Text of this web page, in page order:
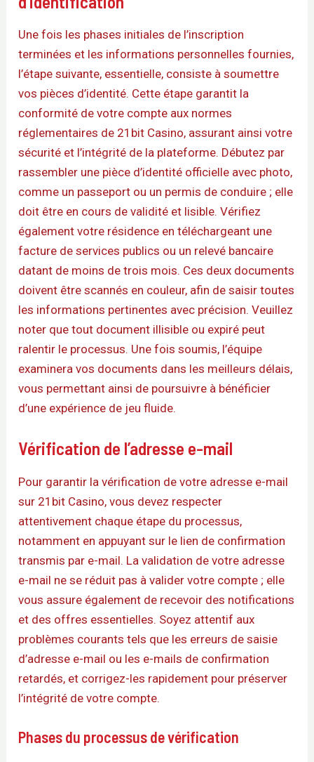
Une fois les phases initiales de l’inscription
terminées et les informations personnelles fournies,
l’étape suivante, essentielle, consiste à soumettre
vos pièces d’identité. Cette étape garantit la
conformité de votre compte aux normes
réglementaires de 21bit Casino, assurant ainsi votre
sécurité et l’intégrité de la plateforme. Débutez par
rassembler une pièce d’identité officielle avec photo,
comme un passeport ou un permis de conduire ; elle
doit être en cours de validité et lisible. Vérifiez
également votre résidence en téléchargeant une
facture de services publics ou un relevé bancaire
datant de moins de trois mois. Ces deux documents
doivent être scannés en couleur, afin de saisir toutes
les informations pertinentes avec précision. Veuillez
noter que tout document illisible ou expiré peut
ralentir le processus. Une fois soumis, l’équipe
examinera vos documents dans les meilleurs délais,
vous permettant ainsi de poursuivre à bénéficier
d’une expérience de jeu fluide.
Vérification de l’adresse e-mail
Pour garantir la vérification de votre adresse e-mail
sur 21bit Casino, vous devez respecter
attentivement chaque étape du processus,
notamment en appuyant sur le lien de confirmation
transmis par e-mail. La validation de votre adresse
e-mail ne se réduit pas à valider votre compte ; elle
vous assure également de recevoir des notifications
et des offres essentielles. Soyez attentif aux
problèmes courants tels que les erreurs de saisie
d’adresse e-mail ou les e-mails de confirmation
retardés, et corrigez-les rapidement pour préserver
l’intégrité de votre compte.
Phases du processus de vérification